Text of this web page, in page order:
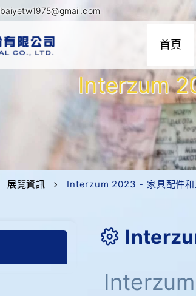
baiyetw1975@gmail.com
首頁
Interzum
展覽資訊 Interzum 2023 - 家具配件和